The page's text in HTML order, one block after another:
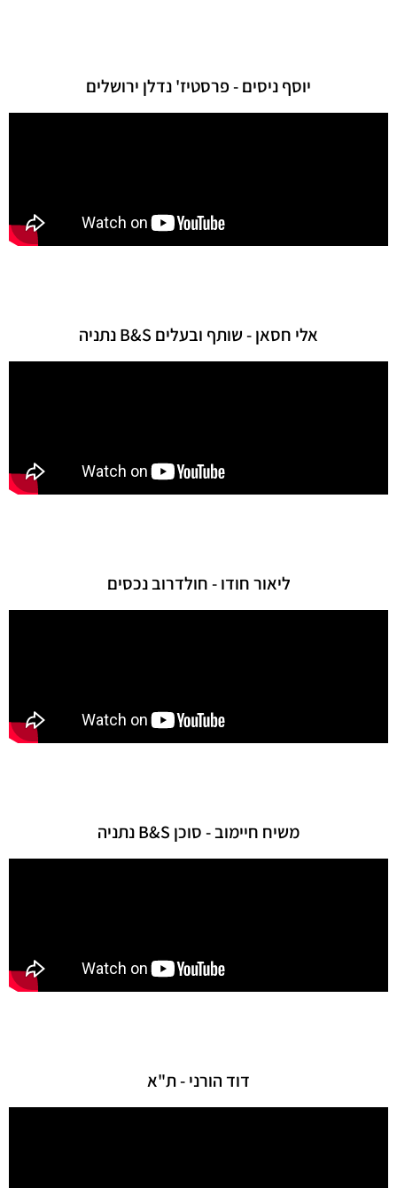
יוסף ניסים - פרסטיז' נדלן ירושלים
אלי חסאן - שותף ובעלים B&S נתניה
ליאור חודו - חולדרוב נכסים
משיח חיימוב - סוכן B&S נתניה
דוד הורני - ת"א